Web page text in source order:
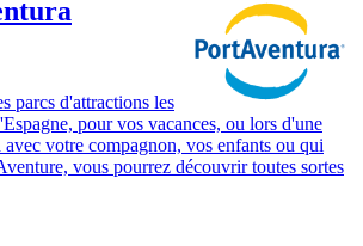
parcs d'attractions les
pour vos vacances, ou lors d'une
avec votre compagnon, vos enfants ou qui
vous pourrez découvrir toutes sortes